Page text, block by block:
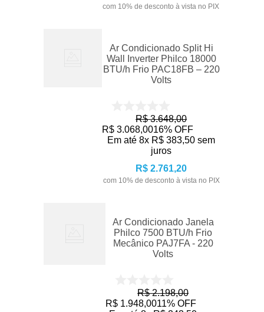
com 10% de desconto à vista no PIX
Ar Condicionado Split Hi
Wall Inverter Philco 18000
BTU/h Frio PAC18FB – 220
Volts
R$ 3.648,00
R$ 3.068,0016% OFF
Em até8x R$ 383,50 sem
juros
R$ 2.761,20
com 10% de desconto à vista no PIX
Ar Condicionado Janela
Philco 7500 BTU/h Frio
Mecânico PAJ7FA - 220
Volts
R$ 2.198,00
R$ 1.948,0011% OFF